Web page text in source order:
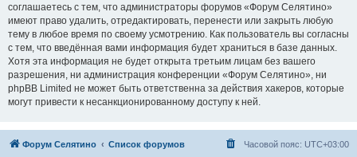
соглашаетесь с тем, что администраторы форумов «Форум Селятино»
имеют право удалить, отредактировать, перенести или закрыть любую
тему в любое время по своему усмотрению. Как пользователь вы согласны
с тем, что введённая вами информация будет храниться в базе данных.
Хотя эта информация не будет открыта третьим лицам без вашего
разрешения, ни администрация конференции «Форум Селятино», ни
phpBB Limited не может быть ответственна за действия хакеров, которые
могут привести к несанкционированному доступу к ней.
Форум Селятино Список форумов Часовой пояс: UTC+03:00